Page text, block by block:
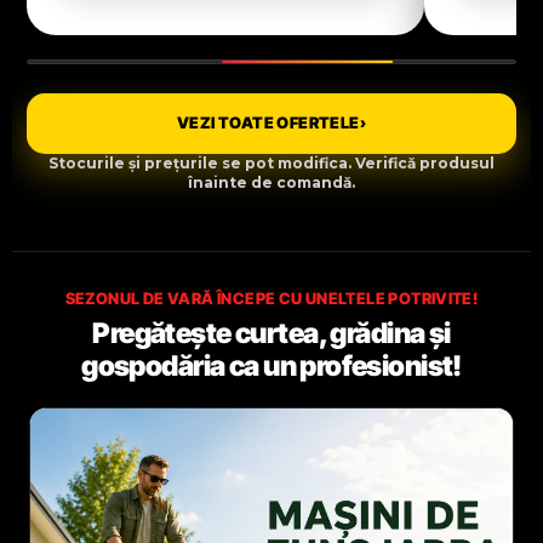
VEZI TOATE OFERTELE›
Stocurile și prețurile se pot modifica. Verifică produsul
înainte de comandă.
SEZONUL DE VARĂ ÎNCEPE CU UNELTELE POTRIVITE!
Pregătește curtea, grădina și
gospodăria ca un profesionist!